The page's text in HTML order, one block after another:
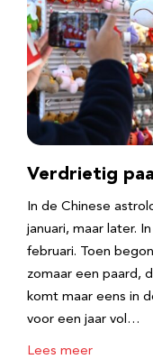
Verdrietig
In de Chinese
januari, maar later.
februari. Toen
zomaar een paard,
komt maar eens in
voor een jaar vol…
Lees meer